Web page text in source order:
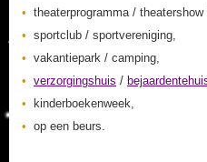
theaterprogramma /
sportclub / sportvereniging,
vakantiepark / camping,
verzorgingshuis /
kinderboekenweek,
op een beurs.